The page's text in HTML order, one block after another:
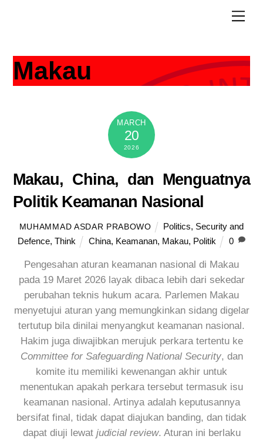
Makau
MARCH
20
2026
Makau, China, dan Menguatnya
Politik Keamanan Nasional
MUHAMMAD ASDAR PRABOWO Politics, Security and
Defence, Think China, Keamanan, Makau, Politik 0
Pengesahan aturan keamanan nasional di Makau
pada 19 Maret 2026 layak dibaca lebih dari sekedar
perubahan teknis hukum acara. Parlemen Makau
menyetujui aturan yang memungkinkan sidang digelar
tertutup bila dinilai menyangkut keamanan nasional.
Hakim juga diwajibkan merujuk perkara tertentu ke
Committee for Safeguarding National Security, dan
komite itu memiliki kewenangan akhir untuk
menentukan apakah perkara tersebut termasuk isu
keamanan nasional. Artinya adalah keputusannya
bersifat final, tidak dapat diajukan banding, dan tidak
dapat diuji lewat judicial review. Aturan ini berlaku